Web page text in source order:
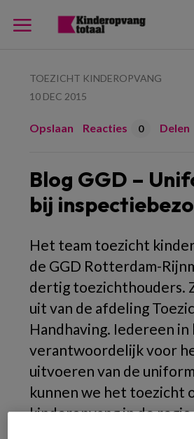
TOEZICHT KINDEROPVANG
10 DEC 2015
Opslaan Reacties 0 Delen
Blog GGD –
bij
Het team toezicht
de GGD Rotterdam-
dertig toezichthouders.
uit van de afdeling
Handhaving. Iedereen in
verantwoordelijk voor
uitvoeren van de
kunnen we het toezicht
kinderopvang in de regio